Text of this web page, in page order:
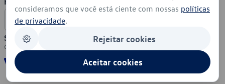
Segurança
consideramos que você está ciente com nossas políticas
de privacidade.
Rejeitar cookies
Aceitar cookies